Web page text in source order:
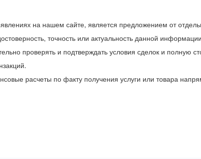
на нашем сайте, является предложением от
точность или актуальность данной
проверять и подтверждать условия сделок и полную
расчеты по факту получения услуги или товара